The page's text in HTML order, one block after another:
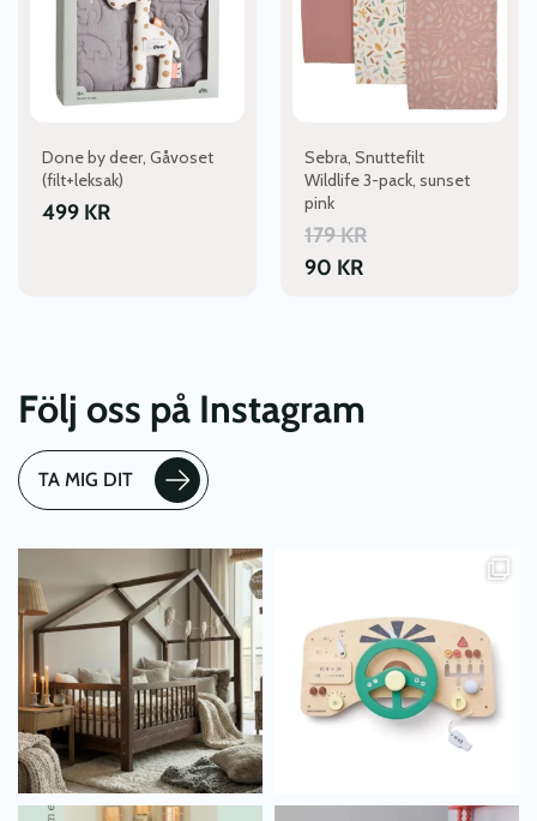
Done by deer, Gåvoset
(filt+leksak)
499 KR
Sebra, Snuttefilt
Wildlife 3-pack, sunset
pink
179KR
90 KR
Följ oss på Instagram
TA MIG DIT